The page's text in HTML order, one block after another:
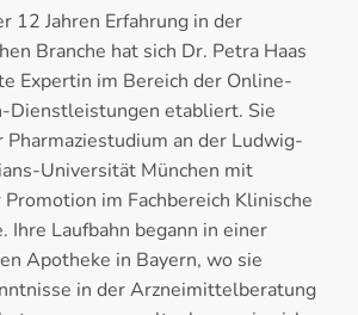
12 Jahren Erfahrung in der
Branche hat sich Dr. Petra Haas
Expertin im Bereich der Online-
Dienstleistungen etabliert. Sie
an der Ludwig-
Universität München mit
im Fachbereich Klinische
Ihre Laufbahn begann in einer
Apotheke in Bayern, wo sie
in der Arzneimittelberatung